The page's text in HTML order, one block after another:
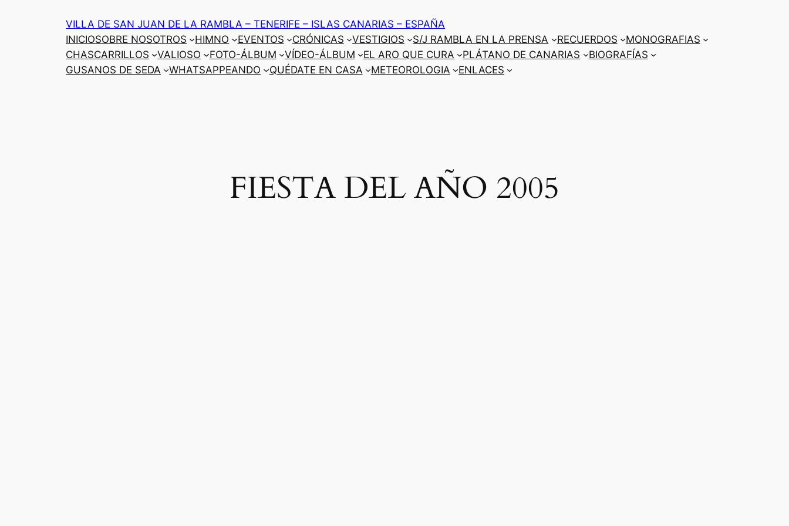
VILLA DE SAN JUAN DE LA RAMBLA – TENERIFE – ISLAS CANARIAS – ESPAÑA
INICIOSOBRE NOSOTROS HIMNO EVENTOS CRÓNICAS VESTIGIOS S/J RAMBLA EN LA PRENSA RECUERDOS
MONOGRAFIAS
CHASCARRILLOS
VALIOSO FOTO-ÁLBUM VÍDEO-ÁLBUM EL ARO QUE CURA PLÁTANO DE CANARIAS
BIOGRAFÍAS
GUSANOS DE SEDA
WHATSAPPEANDO QUÉDATE EN CASA METEOROLOGIA ENLACES
FIESTA DEL AÑO 2005